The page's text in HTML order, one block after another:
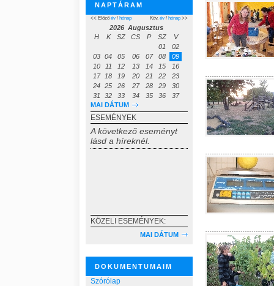
NAPTÁRAM
<< Előző év / hónap Köv. év / hónap >>
2026 Augusztus
H
K SZ CS P SZ
V
01
02
03 04 05 06 07 08
09
10
11 12 13 14 15
16
17
18 19 20 21 22
23
24 25 26 27 28 29
30
31
32 33 34 35 36
37
MAI DÁTUM
ESEMÉNYEK
A következő eseményt
lásd a híreknél.
KÖZELI ESEMÉNYEK:
MAI DÁTUM
DOKUMENTUMAIM
Szórólap